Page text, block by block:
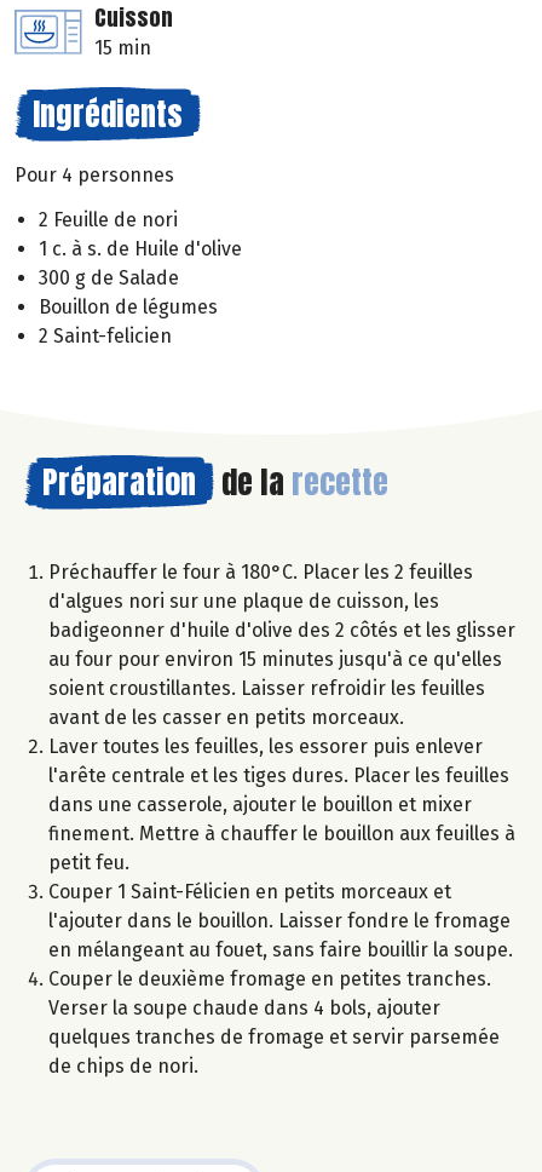
Cuisson
15 min
Ingrédients
Pour 4 personnes
2 Feuille de nori
1 c. à s. de Huile d'olive
300 g de Salade
Bouillon de légumes
2 Saint-felicien
Préparation de la recette
Préchauffer le four à 180°C. Placer les 2 feuilles
d'algues nori sur une plaque de cuisson, les
badigeonner d'huile d'olive des 2 côtés et les glisser
au four pour environ 15 minutes jusqu'à ce qu'elles
soient croustillantes. Laisser refroidir les feuilles
avant de les casser en petits morceaux.
Laver toutes les feuilles, les essorer puis enlever
l'arête centrale et les tiges dures. Placer les feuilles
dans une casserole, ajouter le bouillon et mixer
finement. Mettre à chauffer le bouillon aux feuilles à
petit feu.
Couper 1 Saint-Félicien en petits morceaux et
l'ajouter dans le bouillon. Laisser fondre le fromage
en mélangeant au fouet, sans faire bouillir la soupe.
Couper le deuxième fromage en petites tranches.
Verser la soupe chaude dans 4 bols, ajouter
quelques tranches de fromage et servir parsemée
de chips de nori.